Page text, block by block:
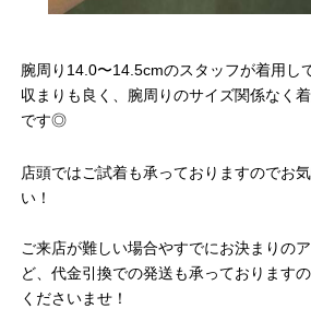
腕周り14.0〜14.5cmのスタッフが着用し
収まりも良く、腕周りのサイズ関係なく
です◎
店頭ではご試着も承っておりますのでお
い！
ご来店が難しい場合やすでにお決まりの
ど、代金引換での発送も承っております
くださいませ！